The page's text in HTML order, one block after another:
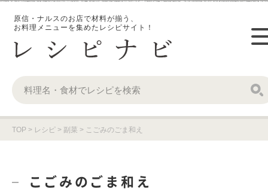
原信・ナルスのお店で材料が揃う、
お料理メニューを集めたレシピサイト！
TOP > レシピ > 副菜 > こごみのごま和え
こごみのごま和え